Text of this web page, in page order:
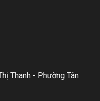
Thanh - Phường Tân